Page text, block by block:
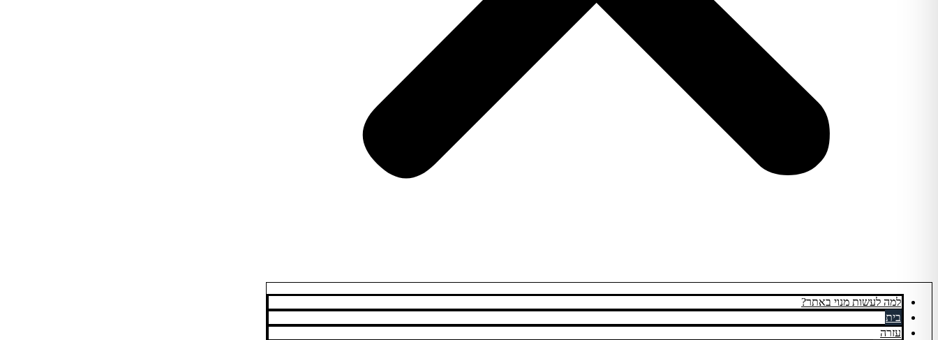
למה לעשות מנוי באתר?
בית
עזרה